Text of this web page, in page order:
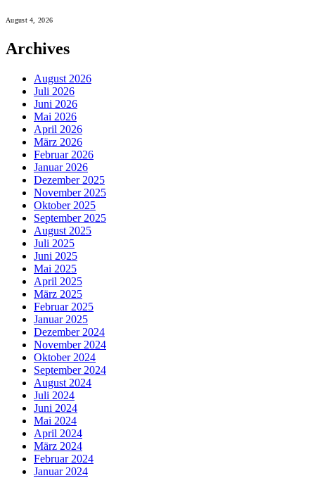
August 4, 2026
Archives
August 2026
Juli 2026
Juni 2026
Mai 2026
April 2026
März 2026
Februar 2026
Januar 2026
Dezember 2025
November 2025
Oktober 2025
September 2025
August 2025
Juli 2025
Juni 2025
Mai 2025
April 2025
März 2025
Februar 2025
Januar 2025
Dezember 2024
November 2024
Oktober 2024
September 2024
August 2024
Juli 2024
Juni 2024
Mai 2024
April 2024
März 2024
Februar 2024
Januar 2024